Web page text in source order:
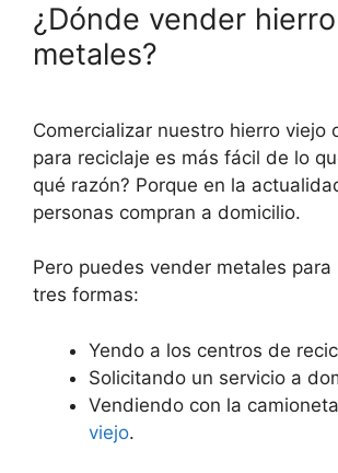
¿Dónde vender
metales?
Comercializar nuestro hierro viejo
para reciclaje es más fácil de lo
qué razón? Porque en la
personas compran a domicilio.
Pero puedes vender metales para
tres formas:
Yendo a los centros de
Solicitando un servicio a
Vendiendo con la
viejo.